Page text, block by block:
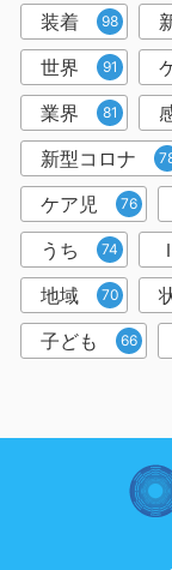
装着 98
世界 91
業界 81
新型コロナ
ケア児 76
うち 74
地域 70
子ども 66